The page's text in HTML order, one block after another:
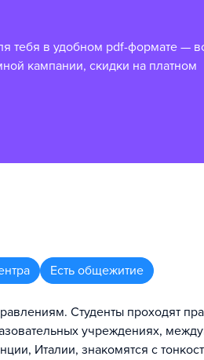
тебя в удобном pdf-формате —
кампании, скидки на платном
Есть общежитие
Студенты проходят
учреждениях,
Италии, знакомятся с